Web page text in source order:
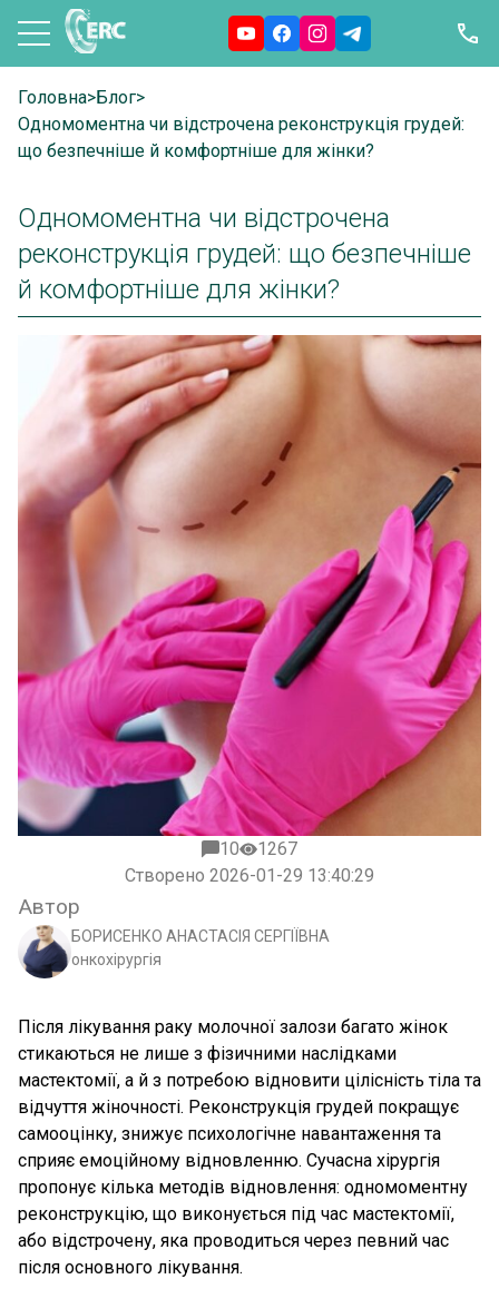
Головна> Блог>
Одномоментна чи відстрочена реконструкція грудей:
що безпечніше й комфортніше для жінки?
Одномоментна чи відстрочена
реконструкція грудей: що безпечніше
й комфортніше для жінки?
10
1267
Створено 2026-01-29 13:40:29
Автор
БОРИСЕНКО АНАСТАСІЯ СЕРГІЇВНА
онкохірургія
Після лікування раку молочної залози багато жінок
стикаються не лише з фізичними наслідками
мастектомії, а й з потребою відновити цілісність тіла та
відчуття жіночності. Реконструкція грудей покращує
самооцінку, знижує психологічне навантаження та
сприяє емоційному відновленню. Сучасна хірургія
пропонує кілька методів відновлення: одномоментну
реконструкцію, що виконується під час мастектомії,
або відстрочену, яка проводиться через певний час
після основного лікування.